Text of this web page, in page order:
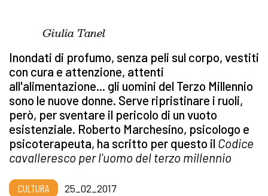
Giulia Tanel
Inondati di profumo, senza peli sul corpo, vestiti
con cura e attenzione, attenti
all'alimentazione... gli uomini del Terzo Millennio
sono le nuove donne. Serve ripristinare i ruoli,
però, per sventare il pericolo di un vuoto
esistenziale. Roberto Marchesino, psicologo e
psicoterapeuta, ha scritto per questo il Codice
cavalleresco per l'uomo del terzo millennio
CULTURA 25_02_2017